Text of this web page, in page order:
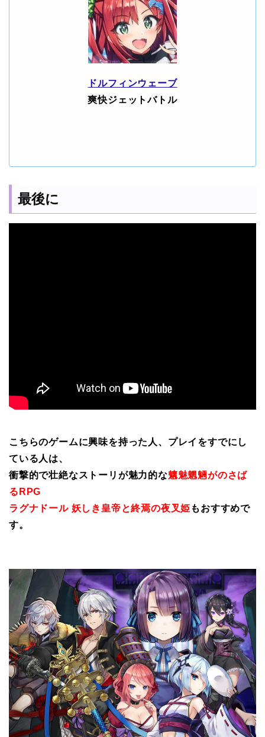
ドルフィンウェーブ
爽快ジェットバトル
最後に
こちらのゲームに興味を持った人、プレイをすでにし
ている人は、
衝撃的で壮絶なストーリが魅力的な魑魅魍魎がのさば
るRPG
ラグナドール 妖しき皇帝と終焉の夜叉姫 もおすすめで
す。